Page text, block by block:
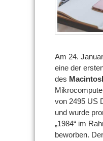
Am 24.
eine der
des
von 2495 US
und wurde
„1984“ im
beworben.